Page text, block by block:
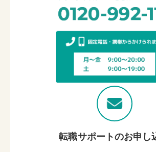
転職サポートのお申し